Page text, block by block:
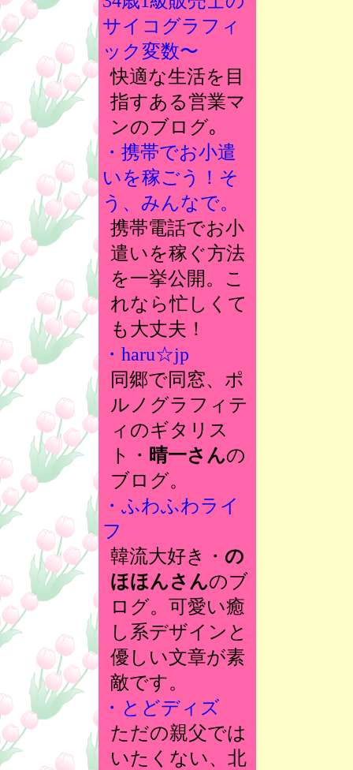
サイコグラフィ
ック変数〜
快適な生活を目
指すある営業マ
ンのブログ｡
・携帯でお小遣
いを稼ごう！そ
う、みんなで。
携帯電話でお小
遣いを稼ぐ方法
を一挙公開。こ
れなら忙しくて
も大丈夫！
・haru☆jp
同郷で同窓、ポ
ルノグラフィテ
ィのギタリス
ト・ 晴一さんの
ブログ。
・ふわふわライ
フ
韓流大好き・ の
ほほんさんのブ
ログ。可愛い癒
し系デザインと
優しい文章が素
敵です。
・とどディズ
ただの親父では
いたくない、北